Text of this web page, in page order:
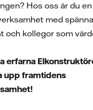
Hos oss är du
med
och kollegor som
erfarna
upp framtidens